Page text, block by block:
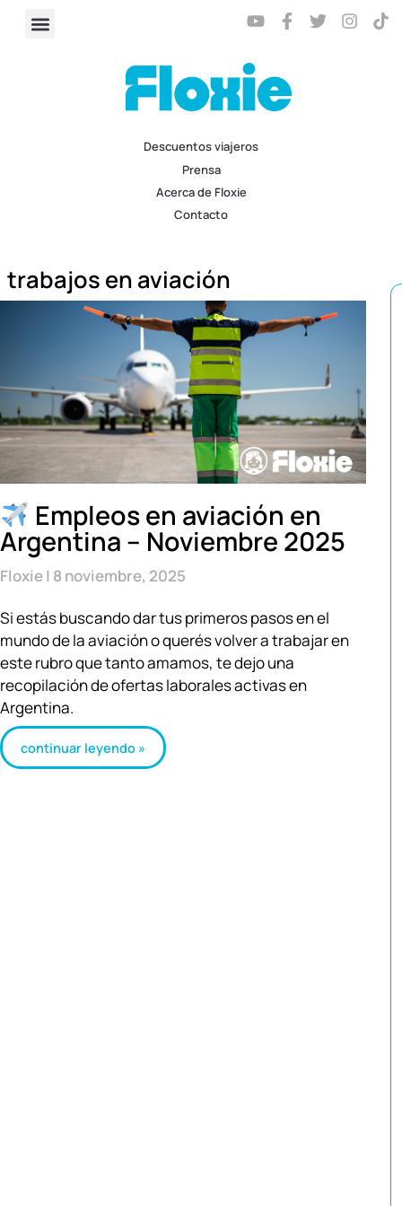
Descuentos viajeros
Prensa
Acerca de Floxie
Contacto
trabajos en aviación
Empleos en aviación en
Argentina – Noviembre 2025
Floxie 8 noviembre, 2025
Si estás buscando dar tus primeros pasos en el
mundo de la aviación o querés volver a trabajar en
este rubro que tanto amamos, te dejo una
recopilación de ofertas laborales activas en
Argentina.
continuar leyendo »